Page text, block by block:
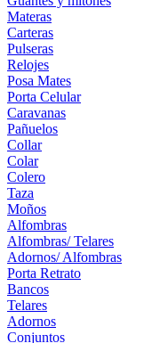
Materas
Carteras
Pulseras
Relojes
Posa Mates
Porta Celular
Caravanas
Pañuelos
Collar
Colar
Colero
Taza
Moños
Alfombras
Alfombras/ Telares
Adornos/ Alfombras
Porta Retrato
Bancos
Telares
Adornos
Conjuntos